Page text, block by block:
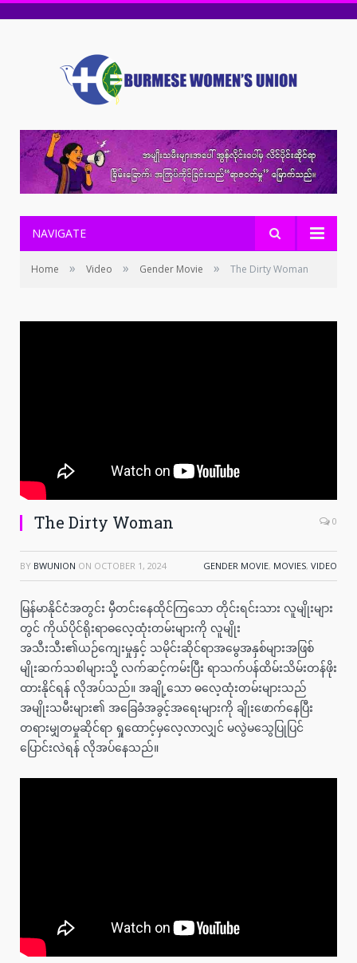
NAVIGATE
Home » Video » Gender Movie » The Dirty Woman
The Dirty Woman 0
BY BWUNION ON OCTOBER 1, 2024 GENDER MOVIE, MOVIES, VIDEO
မြန်မာနိုင်ငံအတွင်း မှီတင်းနေထိုင်ကြသော တိုင်းရင်းသား လူမျိုးများ
တွင် ကိုယ်ပိုင်ရိုးရာဓလေ့ထုံးတမ်းများကို လူမျိုး
အသီးသီး၏ယဉ်ကျေးမှုနှင့် သမိုင်းဆိုင်ရာအမွေအနှစ်များအဖြစ်
မျိုးဆက်သစါများသို့ လက်ဆင့်ကမ်းပြီး ရာသက်ပန်ထိမ်းသိမ်းတန်ဖိုး
ထားနိုင်ရန် လိုအပ်သည်။ အချို့သော ဓလေ့ထုံးတမ်းများသည်
အမျိုးသမီးများ၏ အခြေခံအခွင့်အရေးများကို ချိုးဖောက်နေပြီး
တရားမျှတမှုဆိုင်ရာ ရှုထောင့်မှလေ့လာလျှင် မလွဲမသွေပြုပြင်
ပြောင်းလဲရန် လိုအပ်နေသည်။